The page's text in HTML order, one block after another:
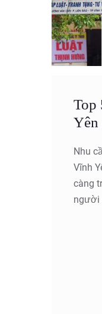
Top
Yên
Nhu
Vĩnh
càng
người